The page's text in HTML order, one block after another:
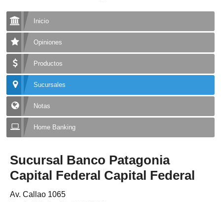
Inicio
Opiniones
Productos
Sucursales
Notas
Home Banking
Sucursal Banco Patagonia
Capital Federal Capital Federal
Av. Callao 1065